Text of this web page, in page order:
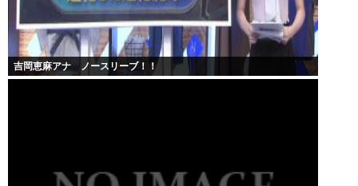
吉岡恵麻アナ ノースリーブ！！